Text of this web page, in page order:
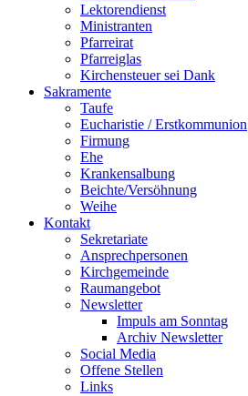
Lektorendienst
Ministranten
Pfarreirat
Pfarreiglas
Kirchensteuer sei Dank
Sakramente
Taufe
Eucharistie / Erstkommunion
Firmung
Ehe
Krankensalbung
Beichte/Versöhnung
Weihe
Kontakt
Sekretariate
Ansprechpersonen
Kirchgemeinde
Raumangebot
Newsletter
Impuls am Sonntag
Archiv Newsletter
Social Media
Offene Stellen
Links